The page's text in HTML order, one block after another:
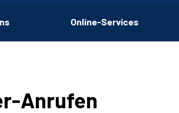
Online-Services
Anrufen